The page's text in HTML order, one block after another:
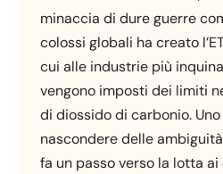
minaccia di dure guerre
colossi globali ha creato
cui alle industrie più
vengono imposti dei limiti
di diossido di carbonio.
nascondere delle
fa un passo verso la lotta